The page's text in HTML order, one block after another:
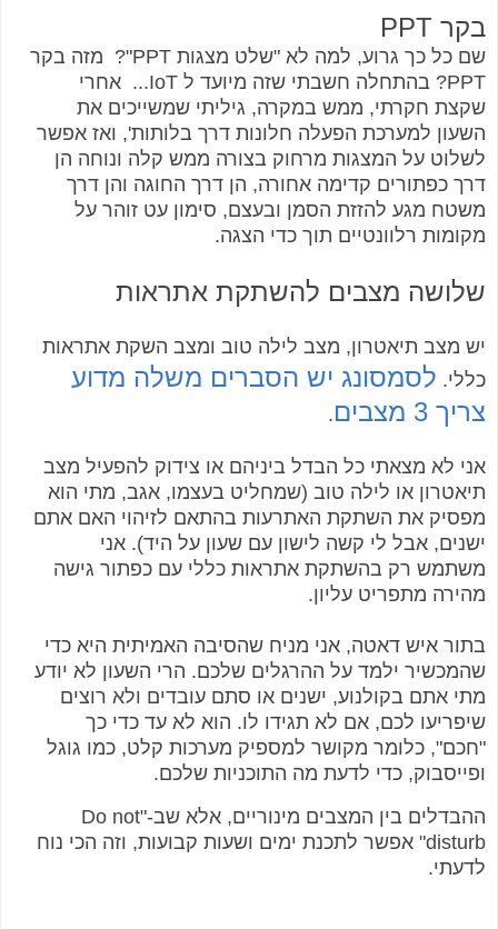
בקר PPT
שם כל כך גרוע, למה לא "שלט מצגות PPT"? מזה בקר
PPT? בהתחלה חשבתי שזה מיועד ל IoT... אחרי
שקצת חקרתי, ממש במקרה, גיליתי שמשייכים את
השעון למערכת הפעלה חלונות דרך בלותות', ואז אפשר
לשלוט על המצגות מרחוק בצורה ממש קלה ונוחה הן
דרך כפתורים קדימה אחורה, הן דרך החוגה והן דרך
משטח מגע להזזת הסמן ובעצם, סימון עט זוהר על
מקומות רלוונטיים תוך כדי הצגה.
שלושה מצבים להשתקת אתראות
יש מצב תיאטרון, מצב לילה טוב ומצב השקת אתראות
כללי. לסמסונג יש הסברים משלה מדוע
צריך 3 מצבים
.
אני לא מצאתי כל הבדל ביניהם או צידוק להפעיל מצב
תיאטרון או לילה טוב (שמחליט בעצמו, אגב, מתי הוא
מפסיק את השתקת האתרעות בהתאם לזיהוי האם אתם
ישנים, אבל לי קשה לישון עם שעון על היד). אני
משתמש רק בהשתקת אתראות כללי עם כפתור גישה
מהירה מתפריט עליון.
בתור איש דאטה, אני מניח שהסיבה האמיתית היא כדי
שהמכשיר ילמד על ההרגלים שלכם. הרי השעון לא יודע
מתי אתם בקולנוע, ישנים או סתם עובדים ולא רוצים
שיפריעו לכם, אם לא תגידו לו. הוא לא עד כדי כך
"חכם", כלומר מקושר למספיק מערכות קלט, כמו גוגל
ופייסבוק, כדי לדעת מה התוכניות שלכם.
ההבדלים בין המצבים מינוריים, אלא שב-"Do not
disturb" אפשר לתכנת ימים ושעות קבועות, וזה הכי נוח
לדעתי.